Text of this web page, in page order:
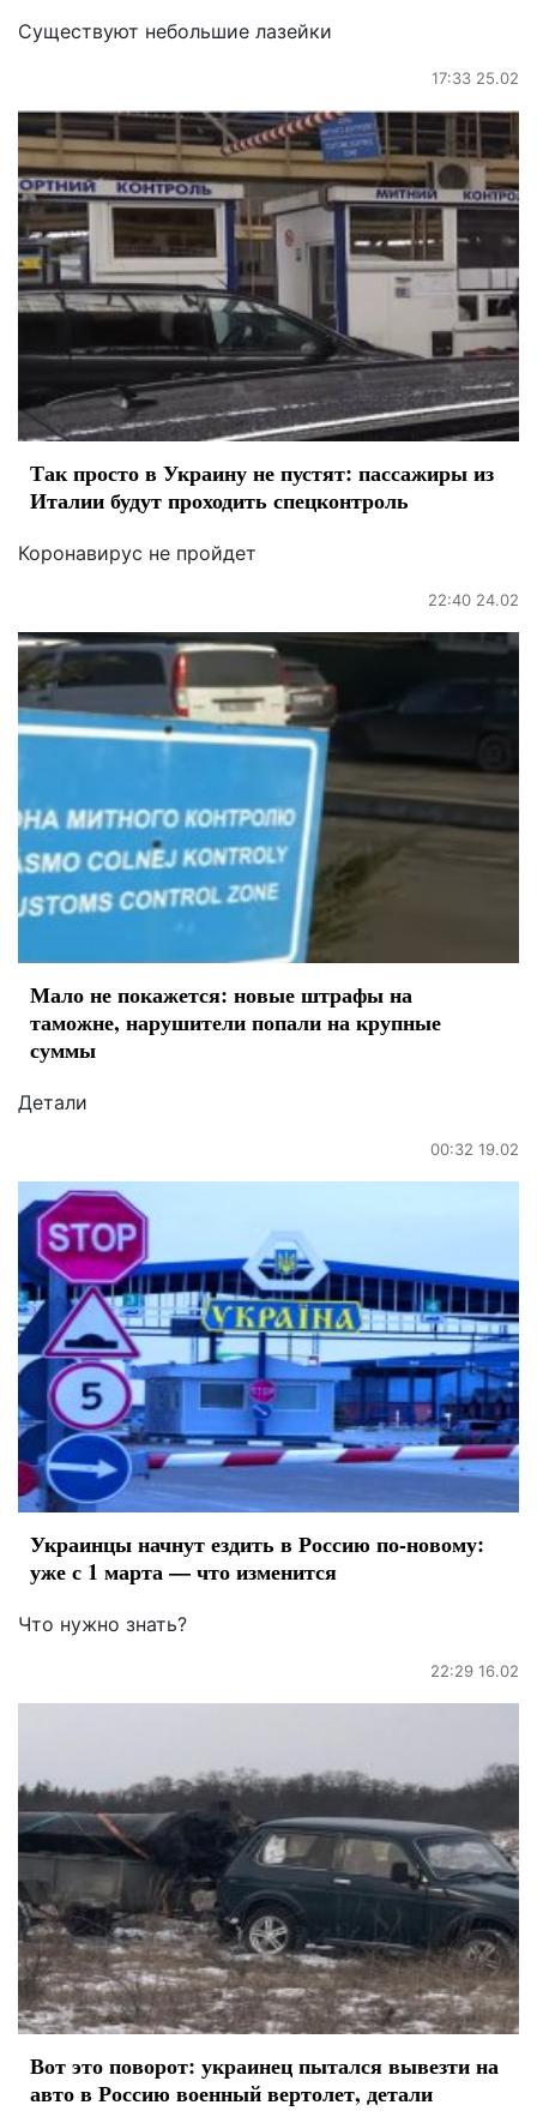
Существуют небольшие лазейки
17:33 25.02
Так просто в Украину не пустят: пассажиры из
Италии будут проходить спецконтроль
Коронавирус не пройдет
22:40 24.02
Мало не покажется: новые штрафы на
таможне, нарушители попали на крупные
суммы
Детали
00:32 19.02
Украинцы начнут ездить в Россию по-новому:
уже с 1 марта — что изменится
Что нужно знать?
22:29 16.02
Вот это поворот: украинец пытался вывезти на
авто в Россию военный вертолет, детали